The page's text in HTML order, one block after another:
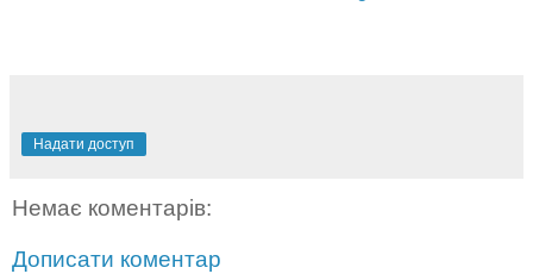
Надати доступ
Немає коментарів:
Дописати коментар